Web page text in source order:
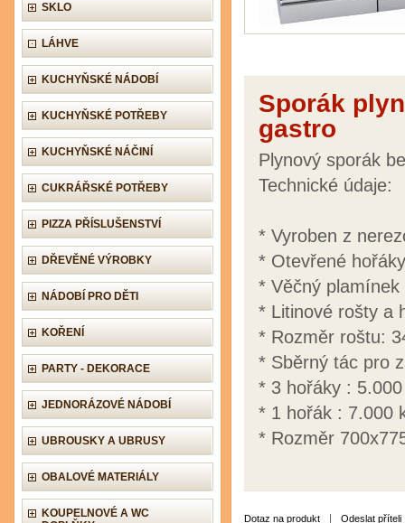
SKLO
LÁHVE
KUCHYŇSKÉ NÁDOBÍ
KUCHYŇSKÉ POTŘEBY
KUCHYŇSKÉ NÁČINÍ
CUKRÁŘSKÉ POTŘEBY
PIZZA PŘÍSLUŠENSTVÍ
DŘEVĚNÉ VÝROBKY
NÁDOBÍ PRO DĚTI
KOŘENÍ
PARTY - DEKORACE
JEDNORÁZOVÉ NÁDOBÍ
UBROUSKY A UBRUSY
OBALOVÉ MATERIÁLY
KOUPELNOVÉ A WC
Sporák
gastro
Plynový sporák
Technické údaje:
* Vyroben z
* Otevřené
* Věčný
* Litinové rošty a
* Rozměr roštu:
* Sběrný tác pro
* 3 hořáky :
* 1 hořák : 7.000
* Rozměr
Dotaz na produkt Odeslat příteli